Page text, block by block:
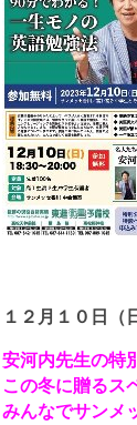
１２月１０日（
安河内先生の特
この冬に贈るス
みんなでサンメ